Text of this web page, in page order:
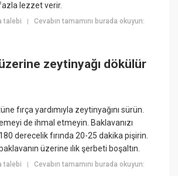
lezzet verir.
talebi |Cevabın tamamını burada okuyun:
zeytinyağı dökülür
fırça yardımıyla zeytinyağını sürün.
de ihmal etmeyin. Baklavanızı
180 derecelik fırında 20-25 dakika pişirin.
baklavanın üzerine ılık şerbeti boşaltın.
talebi |Cevabın tamamını burada okuyun: